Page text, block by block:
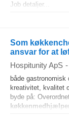
Job detaljer...
Som
ansvar for at
Hospitunity ApS -
både
kreativitet, kvalitet
byde på: